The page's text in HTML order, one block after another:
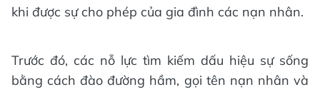
khi được sự cho phép của gia đình các nạn nhân.
Trước đó, các nỗ lực tìm kiếm dấu hiệu sự sống
bằng cách đào đường hầm, gọi tên nạn nhân và